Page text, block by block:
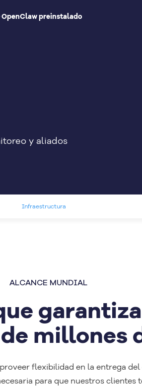
OpenClaw preinstalado
y aliados
Infraestructura
ALCANCE MUNDIAL
millones
flexibilidad en la entrega del
para que nuestros clientes